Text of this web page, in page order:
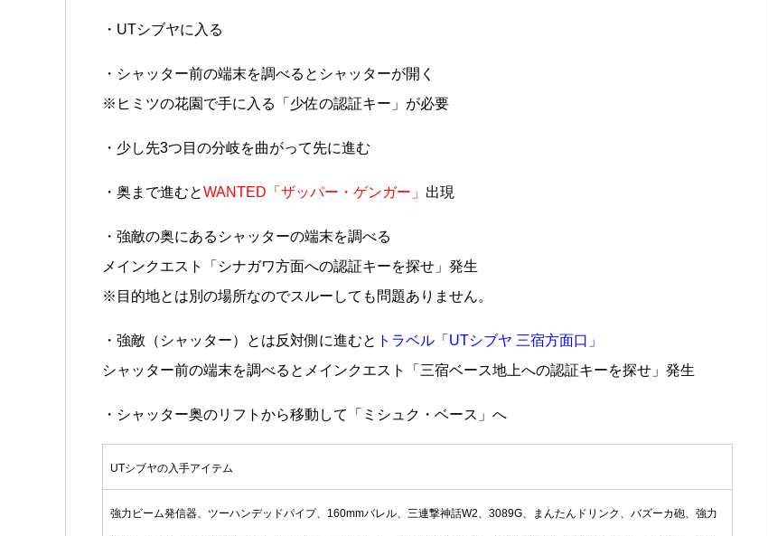
・UTシブヤに入る
・シャッター前の端末を調べるとシャッターが開く
※ヒミツの花園で手に入る「少佐の認証キー」が必要
・少し先3つ目の分岐を曲がって先に進む
・奥まで進むとWANTED「ザッパー・ゲンガー」 出現
・強敵の奥にあるシャッターの端末を調べる
メインクエスト「シナガワ方面への認証キーを探せ」発生
※目的地とは別の場所なのでスルーしても問題ありません。
・強敵（シャッター）とは反対側に進むと トラベル「UTシブヤ 三宿方面口」
シャッター前の端末を調べるとメインクエスト「三宿ベース地上への認証キーを探せ」発生
・シャッター奥のリフトから移動して「ミシュク・ベース」へ
UTシブヤの入手アイテム
強力ビーム発信器、ツーハンデッドパイプ、160mmバレル、三連撃神話W2、3089G、まんたんドリンク、バズーカ砲、強力